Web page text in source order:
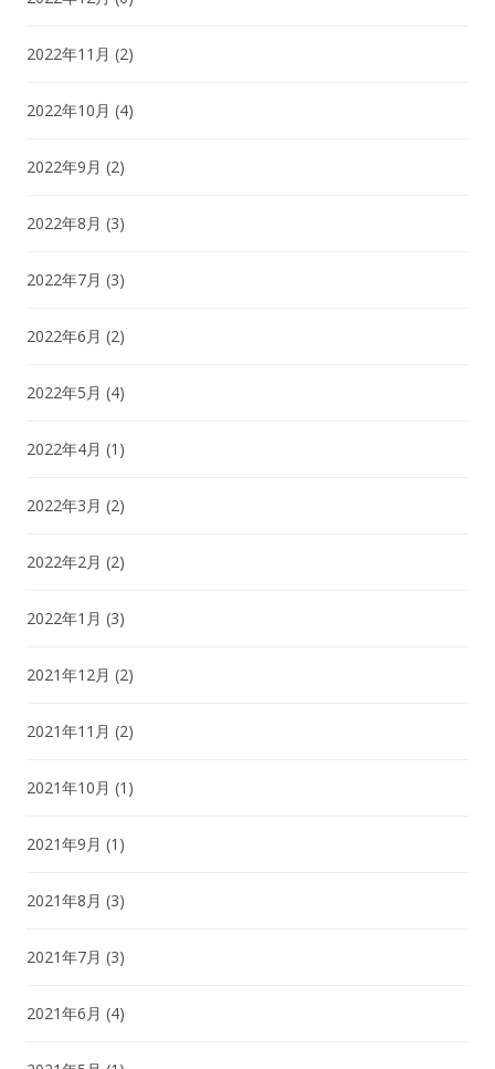
2022年11月 (2)
2022年10月 (4)
2022年9月 (2)
2022年8月 (3)
2022年7月 (3)
2022年6月 (2)
2022年5月 (4)
2022年4月 (1)
2022年3月 (2)
2022年2月 (2)
2022年1月 (3)
2021年12月 (2)
2021年11月 (2)
2021年10月 (1)
2021年9月 (1)
2021年8月 (3)
2021年7月 (3)
2021年6月 (4)